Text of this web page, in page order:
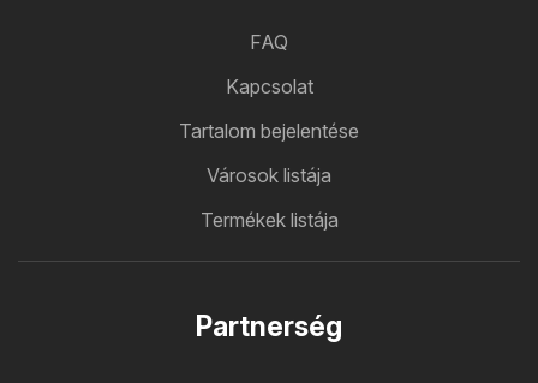
FAQ
Kapcsolat
Tartalom bejelentése
Városok listája
Termékek listája
Partnerség